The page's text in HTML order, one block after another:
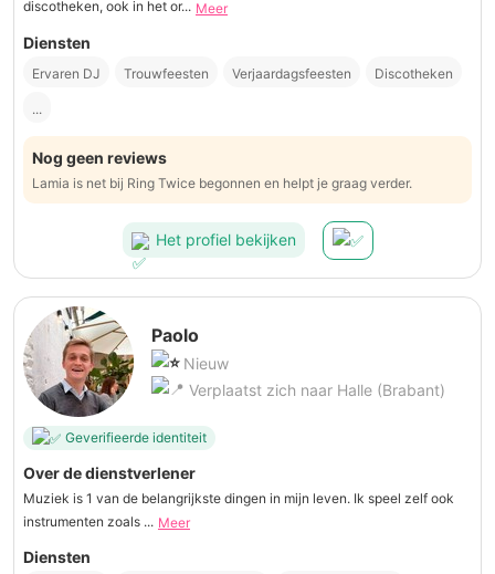
discotheken, ook in het or... Meer
Diensten
Ervaren DJ Trouwfeesten Verjaardagsfeesten Discotheken
...
Nog geen reviews
Lamia is net bij Ring Twice begonnen en helpt je graag verder.
Het profiel bekijken
Paolo
Nieuw
Verplaatst zich naar Halle (Brabant)
Geverifieerde identiteit
Over de dienstverlener
Muziek is 1 van de belangrijkste dingen in mijn leven. Ik speel zelf ook
instrumenten zoals ... Meer
Diensten